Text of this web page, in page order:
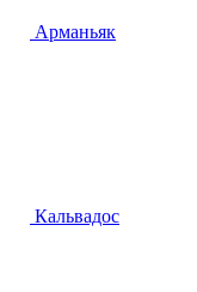
Арманьяк
Кальвадос